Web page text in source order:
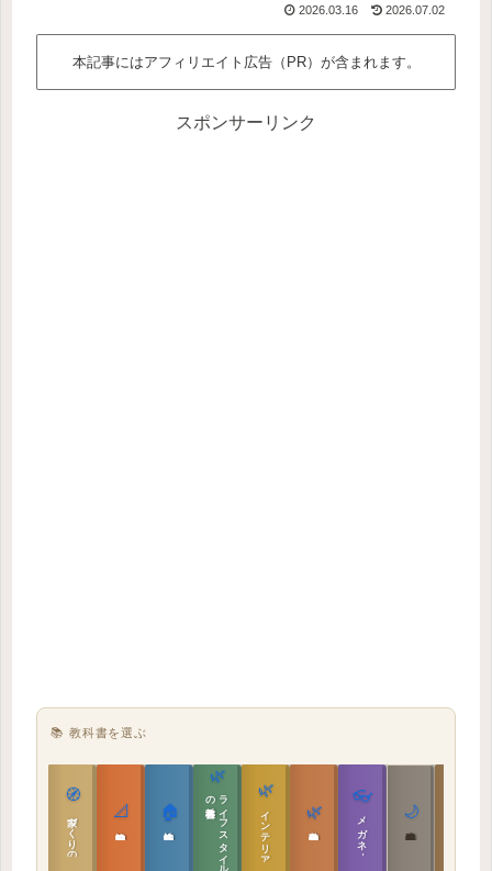
2026.03.16 2026.07.02
本記事にはアフィリエイト広告（PR）が含まれます。
スポンサーリンク
📚 教科書を選ぶ
🧭
家づくりの教科書 📐
実施設計の教科書
🏠
性能設計の教科書
🌿
ラ
イ
フ
ス
タ
イ
ル
の
教科書 🌿
インテリア設計 🌿
敷地設計の教科書
👓
メガネ｜転職 🌙
建築思想の教科書